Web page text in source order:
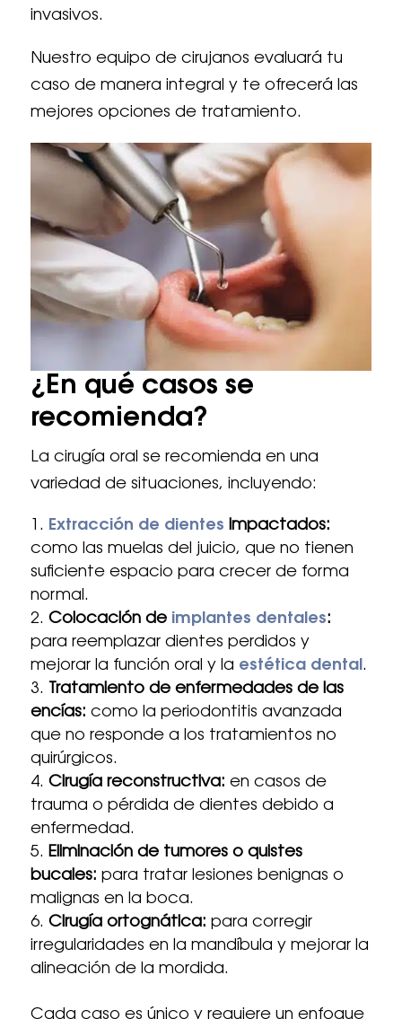
invasivos.
Nuestro equipo de cirujanos evaluará tu
caso de manera integral y te ofrecerá las
mejores opciones de tratamiento.
¿En qué casos se
recomienda?
La cirugía oral se recomienda en una
variedad de situaciones, incluyendo:
Extracción de dientes impactados:
como las muelas del juicio, que no tienen
suficiente espacio para crecer de forma
normal.
Colocación deimplantes dentales:
para reemplazar dientes perdidos y
mejorar la función oral y la estética dental.
Tratamiento de enfermedades de las
encías: como la periodontitis avanzada
que no responde a los tratamientos no
quirúrgicos.
Cirugía reconstructiva: en casos de
trauma o pérdida de dientes debido a
enfermedad.
Eliminación de tumores o quistes
bucales: para tratar lesiones benignas o
malignas en la boca.
Cirugía ortognática: para corregir
irregularidades en la mandíbula y mejorar la
alineación de la mordida.
Cada caso es único y requiere un enfoque